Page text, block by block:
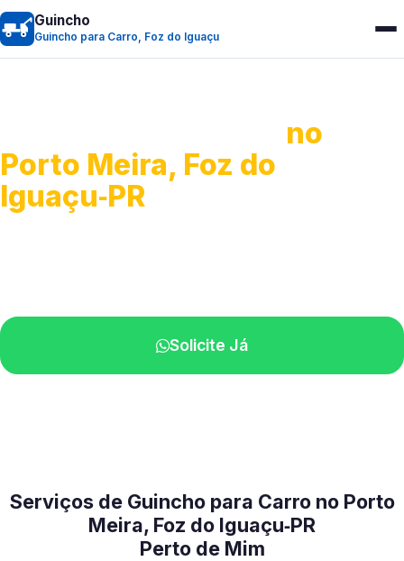
Guincho
Guincho para Carro, Foz do Iguaçu
no
Porto Meira, Foz do
Iguaçu‑PR
Solicite Já
Serviços de Guincho para Carro no Porto
Meira, Foz do Iguaçu‑PR
Perto de Mim